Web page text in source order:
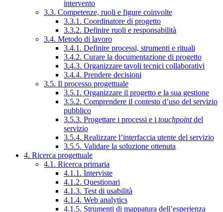
intervento
3.3. Competenze, ruoli e figure coinvolte
3.3.1. Coordinatore di progetto
3.3.2. Definire ruoli e responsabilità
3.4. Metodo di lavoro
3.4.1. Definire processi, strumenti e rituali
3.4.2. Curare la documentazione di progetto
3.4.3. Organizzare tavoli tecnici collaborativi
3.4.4. Prendere decisioni
3.5. Il processo progettuale
3.5.1. Organizzare il progetto e la sua gestione
3.5.2. Comprendere il contesto d’uso del servizio
pubblico
3.5.3. Progettare i processi e i touchpointdel
servizio
3.5.4. Realizzare l’interfaccia utente del servizio
3.5.5. Validare la soluzione ottenuta
4. Ricerca progettuale
4.1. Ricerca primaria
4.1.1. Interviste
4.1.2. Questionari
4.1.3. Test di usabilità
4.1.4. Web analytics
4.1.5. Strumenti di mappatura dell’esperienza